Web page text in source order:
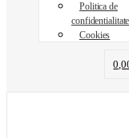
Politica de
Cookies